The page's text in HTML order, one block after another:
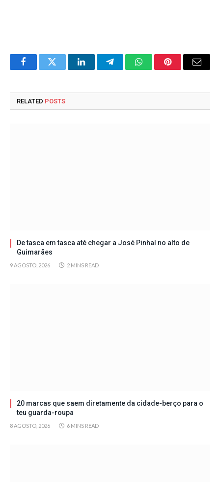
FacebookTwitter LinkedInTelegramWhatsAppPinterestEmail
RELATED POSTS
De tasca em tasca até chegar a José Pinhal no alto de
Guimarães
9 AGOSTO, 2026 2 MINS READ
20 marcas que saem diretamente da cidade-berço para o
teu guarda-roupa
8 AGOSTO, 2026 6 MINS READ